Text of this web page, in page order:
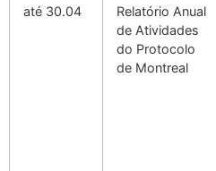
até 30.04
Relatório Anual
de Atividades
do Protocolo
de Montreal